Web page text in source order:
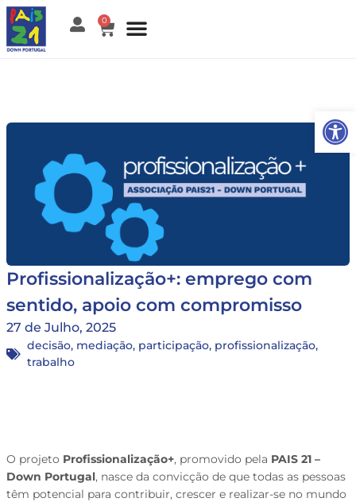
0
Profissionalização+: emprego com
sentido, apoio com compromisso
27 de Julho, 2025
decisão, mediação, participação, profissionalização,
trabalho
O projeto Profissionalização+, promovido pela PAIS 21 –
Down Portugal, nasce da convicção de que todas as pessoas
têm potencial para contribuir, crescer e realizar-se no mundo